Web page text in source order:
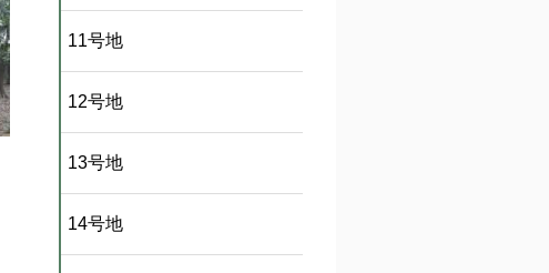
11号地
12号地
13号地
14号地